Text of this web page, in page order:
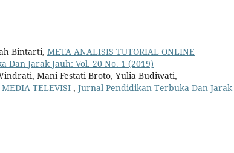
Bintarti, META ANALISIS TUTORIAL ONLINE
Dan Jarak Jauh: Vol. 20 No. 1 (2019)
Mani Festati Broto, Yulia Budiwati,
TELEVISI , Jurnal Pendidikan Terbuka Dan Jarak